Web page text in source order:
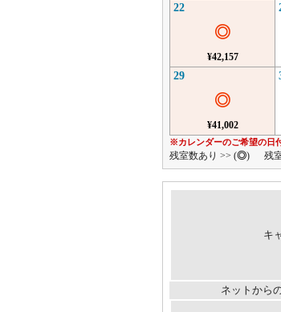
22
◎
¥42,157
29
◎
¥41,002
※カレンダーのご希望の日
残室数あり >> (◎) 残
キ
ネットから